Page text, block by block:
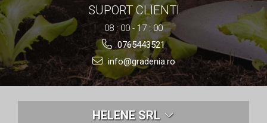
SUPORT CLIENTI
08 : 00 - 17 : 00
0765443521
info@gradenia.ro
HELENE SRL